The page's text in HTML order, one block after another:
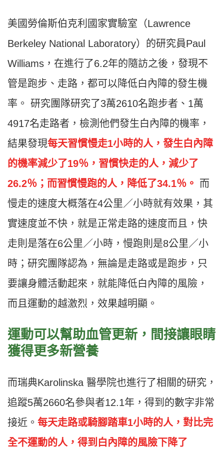
美國勞倫斯伯克利國家實驗室（Lawrence
Berkeley National Laboratory）的研究員Paul
Williams，在進行了6.2年的隨訪之後，發現不
管是跑步、走路，都可以降低白內障的發生機
率。 研究團隊研究了3萬2610名跑步者、1萬
4917名走路者，檢測他們發生白內障的機率，
結果發現每天習慣慢走1小時的人，發生白內障
的機率減少了19％，習慣快走的人，減少了
26.2％；而習慣慢跑的人，降低了34.1％。
而
慢走的速度大概落在4公里／小時就有效果，其
實速度並不快，就是正常走路的速度而且，快
走則是落在6公里／小時，慢跑則是8公里／小
時；研究團隊認為，無論是走路或是跑步，只
要讓身體活動起來，就能降低白內障的風險，
而且運動的越激烈，效果越明顯。
運動可以幫助血管更新，間接讓眼睛
獲得更多新營養
而瑞典Karolinska 醫學院也進行了相關的研究，
追蹤5萬2660名參與者12.1年，得到的數字非常
接近。 每天走路或騎腳踏車1小時的人，對比完
全不運動的人，得到白內障的風險下降了